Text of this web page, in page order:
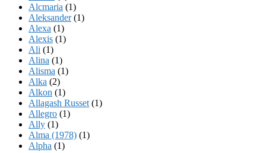
Alcmaria (1)
Aleksander(1)
Alexa (1)
Alexis (1)
Ali (1)
Alina (1)
Alisma (1)
Alka (2)
Alkon (1)
Allagash Russet (1)
Allegro (1)
Ally (1)
Alma (1978) (1)
Alpha (1)